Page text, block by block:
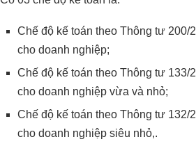
Chế độ kế toán theo Thông tư 200/
cho doanh nghiệp;
Chế độ kế toán theo Thông tư 133/
cho doanh nghiệp vừa và nhỏ;
Chế độ kế toán theo Thông tư 132/
cho doanh nghiệp siêu nhỏ,.